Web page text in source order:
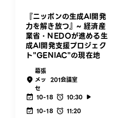
『ニッポンの生成AI開発
力を解き放つ』~ 経済産
業省・NEDOが進める生
成AI開発支援プロジェク
ト"GENIAC"の現在地
幕張
メッ
セ
201会議室
10-18
10:30
10-18
11:20